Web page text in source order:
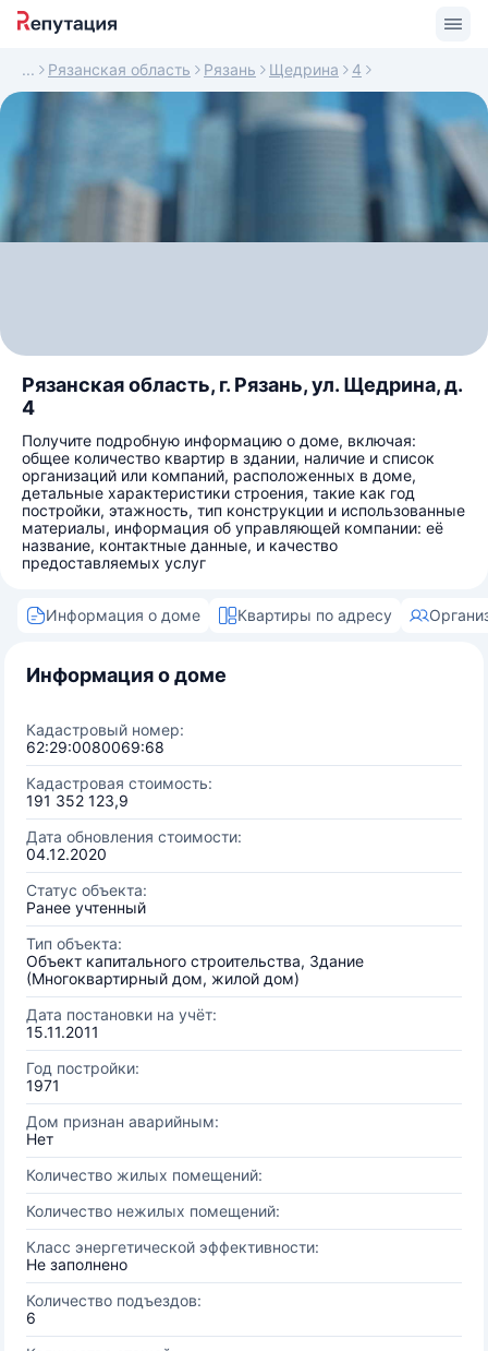
Рязанская область Рязань Щедрина 4
Рязанская область, г. Рязань, ул. Щедрина, д.
4
Получите подробную информацию о доме, включая:
общее количество квартир в здании, наличие и список
организаций или компаний, расположенных в доме,
детальные характеристики строения, такие как год
постройки, этажность, тип конструкции и использованные
материалы, информация об управляющей компании: её
название, контактные данные, и качество
предоставляемых услуг
Информация о доме Квартиры по адресу
Информация о доме
Кадастровый номер:
62:29:0080069:68
Кадастровая стоимость:
191 352 123,9
Дата обновления стоимости:
04.12.2020
Статус объекта:
Ранее учтенный
Тип объекта:
Объект капитального строительства, Здание
(Многоквартирный дом, жилой дом)
Дата постановки на учёт:
15.11.2011
Год постройки:
1971
Дом признан аварийным:
Нет
Количество жилых помещений:
Количество нежилых помещений:
Класс энергетической эффективности:
Не заполнено
Количество подъездов:
6